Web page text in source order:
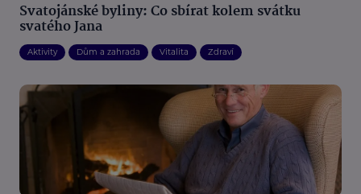
Svatojánské byliny: Co sbírat kolem svátku
svatého Jana
Aktivity Dům a zahrada Vitalita Zdraví